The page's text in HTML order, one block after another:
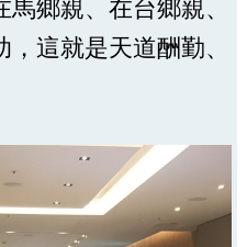
這就是天道酬勤、